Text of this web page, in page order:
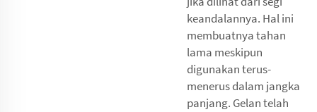
keandalannya. Hal ini
membuatnya tahan
lama meskipun
digunakan terus-
menerus dalam jangka
panjang. Gelan telah